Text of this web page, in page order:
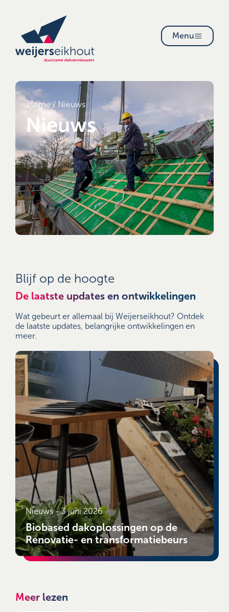
Menu
Home/ Nieuws
Nieuws
Blijf op de hoogte
De laatste updates en ontwikkelingen
Wat gebeurt er allemaal bij Weijerseikhout? Ontdek
de laatste updates, belangrijke ontwikkelingen en
meer.
Nieuws -3 juni 2026
Biobased dakoplossingen op de
Renovatie- en transformatiebeurs
Meer lezen